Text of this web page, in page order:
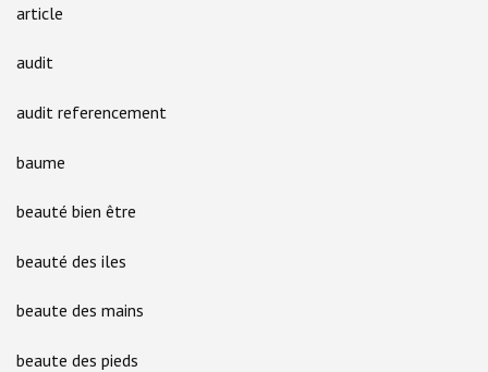
article
audit
audit referencement
baume
beauté bien être
beauté des iles
beaute des mains
beaute des pieds